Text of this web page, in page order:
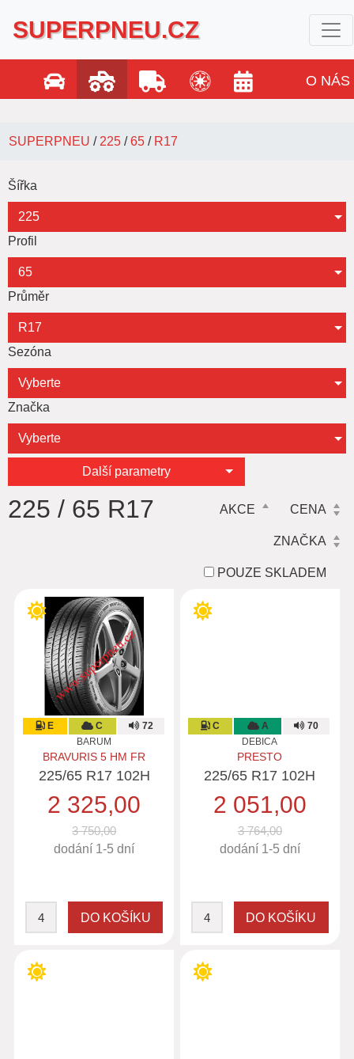
SUPERPNEU.CZ
O NÁS
SUPERPNEU / 225 /65 / R17
Šířka
225
Profil
65
Průměr
R17
Sezóna
Vyberte
Značka
Vyberte
Další parametry
225 / 65 R17 AKCE CENA
ZNAČKA
POUZE SKLADEM
E C
72
BARUM
BRAVURIS 5 HM FR
225/65 R17 102H
2 325,00
3 750,00
dodání 1-5 dní
C A
70
DEBICA
PRESTO
225/65 R17 102H
2 051,00
3 764,00
dodání 1-5 dní